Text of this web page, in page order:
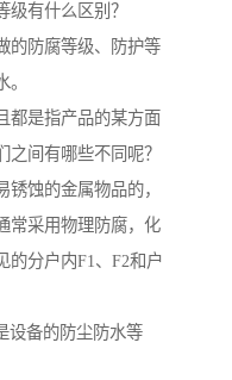
级有什么区别？
的防腐等级、防护等
都是指产品的某方面
间有哪些不同呢？
蚀的金属物品的，
常采用物理防腐，化
的分户内F1、F2和户
设备的防尘防水等